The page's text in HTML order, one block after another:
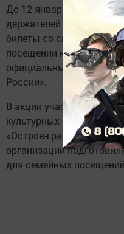
До 12 января в России
держателей
билеты со скидкой 10%
посещении культурных
официальный телеграм-
России».
В акции участвуют
культурных центров,
«Остров-град Свияжск»
организации
для семейных